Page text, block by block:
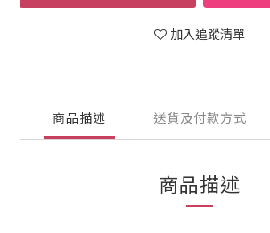
加入追蹤清單
商品描述 送貨及付款方式
商品描述